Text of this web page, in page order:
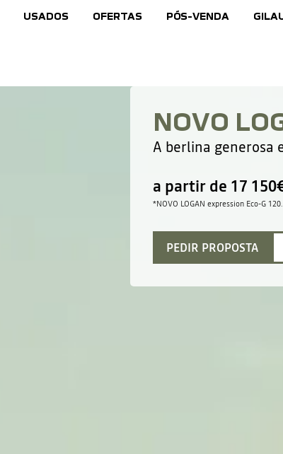
USADOS OFERTAS PÓS-VENDA
NOVO
A berlina generosa
a partir de 17
*NOVO LOGAN expression Eco-G 120
PEDIR PROPOSTA